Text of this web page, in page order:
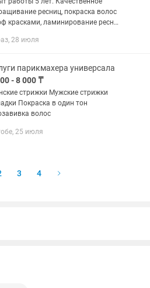
ресниц, покраска волос
красками, ламинирование ресниц
28 июля
парикмахера универсала
- 8 000 ₸
стрижки Мужские стрижки
Покраска в один тон
волос
25 июля
3 4